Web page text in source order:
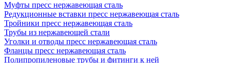
Муфты пресс нержавеющая сталь
Редукционные вставки пресс нержавеющая сталь
Тройники пресс нержавеющая сталь
Трубы из нержавеющей стали
Уголки и отводы пресс нержавеющая сталь
Фланцы пресс нержавеющая сталь
Полипропиленовые трубы и фитинги к ней